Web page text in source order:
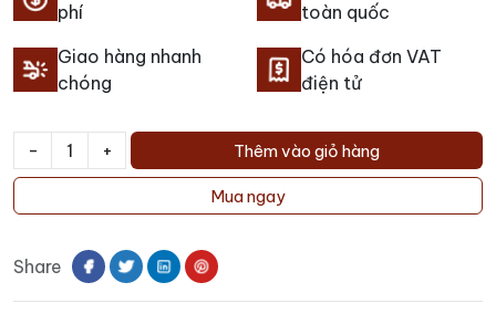
phí
toàn quốc
Giao hàng nhanh
chóng
Có hóa đơn VAT
điện tử
-
Rượu
Arrogant
Grande
+ Thêm vào giỏ hàng
Mua ngay
Share